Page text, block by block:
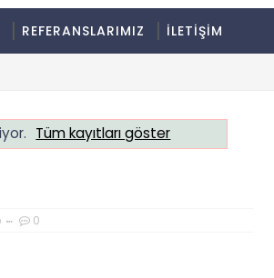
REFERANSLARIMIZ İLETİŞİM
Tüm kayıtları göster
0